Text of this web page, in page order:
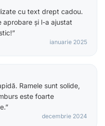
cu text drept cadou.
aprobare și l-a ajustat
”
ianuarie 2025
Ramele sunt solide,
este foarte
”
decembrie 2024